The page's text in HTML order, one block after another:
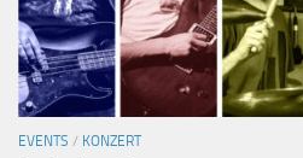
EVENTS / KONZERT